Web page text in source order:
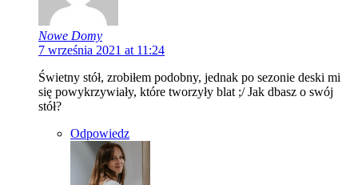
Nowe Domy
7 września 2021 at 11:24
Świetny stół, zrobiłem podobny, jednak po sezonie deski mi
się powykrzywiały, które tworzyły blat ;/ Jak dbasz o swój
stół?
Odpowiedz